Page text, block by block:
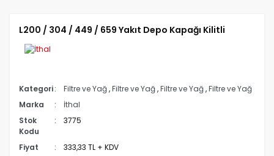
L200 / 304 / 449 / 659 Yakıt Depo Kapağı Kilitli
Kategori Filtre ve Yağ,Filtre ve Yağ,Filtre ve Yağ,Filtre ve Yağ
Marka
İthal
Stok
Kodu
3775
Fiyat 333,33 TL + KDV